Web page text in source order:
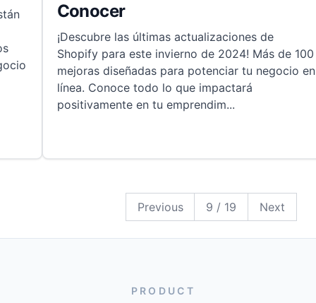
Conocer
¡Descubre las últimas actualizaciones de
Shopify para este invierno de 2024! Más de 100
mejoras diseñadas para potenciar tu negocio en
línea. Conoce todo lo que impactará
positivamente en tu emprendim...
Previous 9 / 19 Next19
PRODUCT